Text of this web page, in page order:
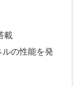
載
の性能を発